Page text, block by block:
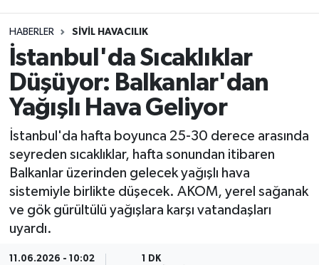
HABERLER SIVIL HAVACILIK
İstanbul'da Sıcaklıklar
Düşüyor: Balkanlar'dan
Yağışlı Hava Geliyor
İstanbul'da hafta boyunca 25-30 derece arasında
seyreden sıcaklıklar, hafta sonundan itibaren
Balkanlar üzerinden gelecek yağışlı hava
sistemiyle birlikte düşecek. AKOM, yerel sağanak
ve gök gürültülü yağışlara karşı vatandaşları
uyardı.
11.06.2026 - 10:02 1 DK